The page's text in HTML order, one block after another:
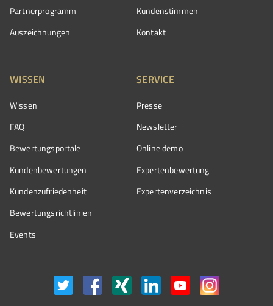
Partnerprogramm
Auszeichnungen
Kundenstimmen
Kontakt
WISSEN
Wissen
FAQ
Bewertungsportale
Kundenbewertungen
Kundenzufriedenheit
Bewertungs­richtlinien
Events
SERVICE
Presse
Newsletter
Online demo
Expertenbewertung
Expertenverzeichnis